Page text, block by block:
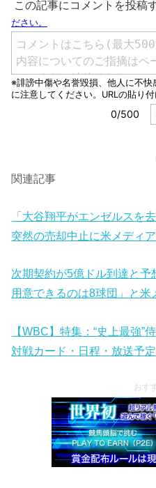
関連記事
「大谷翔平がエンゼルス
突然の売却中止に米メディ
次期契約が5億ドル到達と
用意できるのは8球団」と米
【WBC】特集：“史上最強
対戦カード・日程・放送予
おす